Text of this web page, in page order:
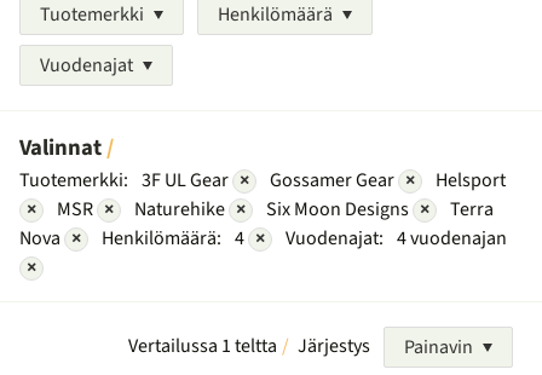
Tuotemerkki
Henkilömäärä
Vuodenajat
Valinnat
Tuotemerkki: 3F UL Gear × Gossamer Gear ×
Helsport
×
MSR × Naturehike × Six Moon Designs ×
Terra
Nova × Henkilömäärä: 4 × Vuodenajat: 4 vuodenajan
×
Vertailussa 1 teltta Järjestys Painavin